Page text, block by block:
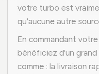
votre turbo est
qu'aucune autre
En commandant
bénéficiez d'un
comme : la livraison